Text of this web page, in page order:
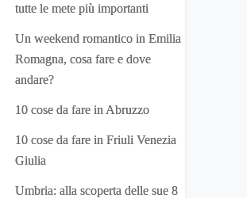
tutte le mete più importanti
Un weekend romantico in Emilia
Romagna, cosa fare e dove
andare?
10 cose da fare in Abruzzo
10 cose da fare in Friuli Venezia
Giulia
Umbria: alla scoperta delle sue 8